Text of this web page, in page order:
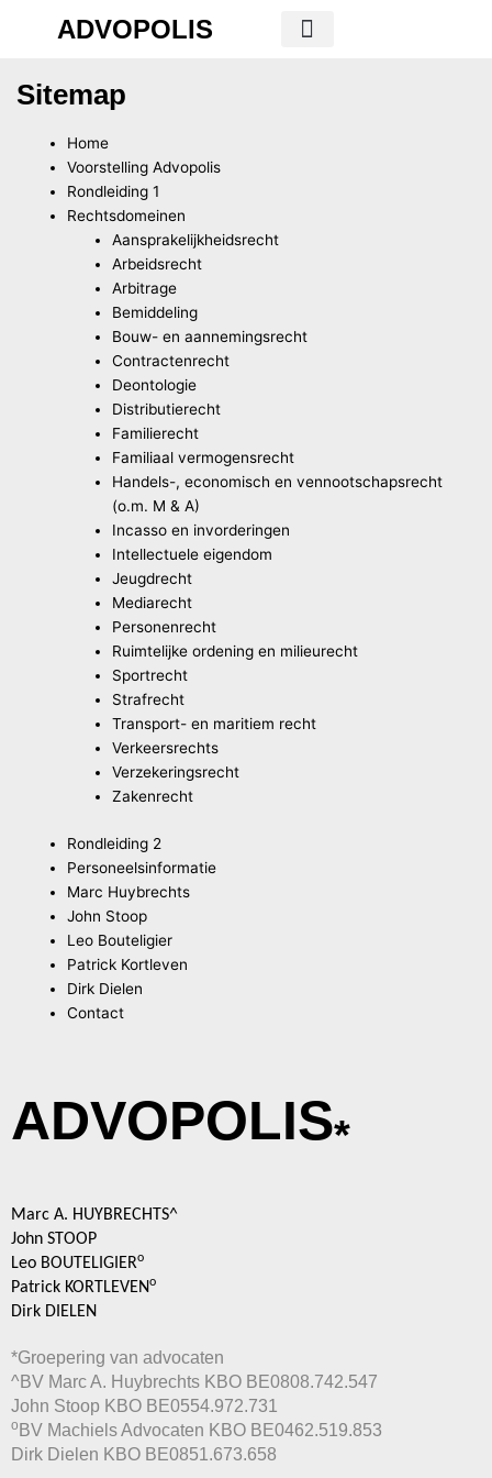
ADVOPOLIS
Sitemap
Home
Voorstelling Advopolis
Rondleiding 1
Rechtsdomeinen
Aansprakelijkheidsrecht
Arbeidsrecht
Arbitrage
Bemiddeling
Bouw- en aannemingsrecht
Contractenrecht
Deontologie
Distributierecht
Familierecht
Familiaal vermogensrecht
Handels-, economisch en vennootschapsrecht
(o.m. M & A)
Incasso en invorderingen
Intellectuele eigendom
Jeugdrecht
Mediarecht
Personenrecht
Ruimtelijke ordening en milieurecht
Sportrecht
Strafrecht
Transport- en maritiem recht
Verkeersrechts
Verzekeringsrecht
Zakenrecht
Rondleiding 2
Personeelsinformatie
Marc Huybrechts
John Stoop
Leo Bouteligier
Patrick Kortleven
Dirk Dielen
Contact
ADVOPOLIS*
Marc A. HUYBRECHTS^
John STOOP
Leo BOUTELIGIERo
Patrick KORTLEVENo
Dirk DIELEN
*Groepering van advocaten
^BV Marc A. Huybrechts KBO BE0808.742.547
John Stoop KBO BE0554.972.731
o BV Machiels Advocaten KBO BE0462.519.853
Dirk Dielen KBO BE0851.673.658